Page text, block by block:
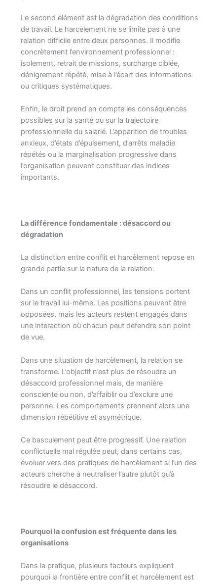
Le second élément est la dégradation des conditions
de travail. Le harcèlement ne se limite pas à une
relation difficile entre deux personnes. Il modifie
concrètement l’environnement professionnel :
isolement, retrait de missions, surcharge ciblée,
dénigrement répété, mise à l’écart des informations
ou critiques systématiques.
Enfin, le droit prend en compte les conséquences
possibles sur la santé ou sur la trajectoire
professionnelle du salarié. L’apparition de troubles
anxieux, d’états d’épuisement, d’arrêts maladie
répétés ou la marginalisation progressive dans
l’organisation peuvent constituer des indices
importants.
La différence fondamentale : désaccord ou
dégradation
La distinction entre conflit et harcèlement repose en
grande partie sur la nature de la relation.
Dans un conflit professionnel, les tensions portent
sur le travail lui-même. Les positions peuvent être
opposées, mais les acteurs restent engagés dans
une interaction où chacun peut défendre son point
de vue.
Dans une situation de harcèlement, la relation se
transforme. L’objectif n’est plus de résoudre un
désaccord professionnel mais, de manière
consciente ou non, d’affaiblir ou d’exclure une
personne. Les comportements prennent alors une
dimension répétitive et asymétrique.
Ce basculement peut être progressif. Une relation
conflictuelle mal régulée peut, dans certains cas,
évoluer vers des pratiques de harcèlement si l’un des
acteurs cherche à neutraliser l’autre plutôt qu’à
résoudre le désaccord.
Pourquoi la confusion est fréquente dans les
organisations
Dans la pratique, plusieurs facteurs expliquent
pourquoi la frontière entre conflit et harcèlement est